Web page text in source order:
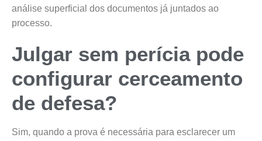
análise superficial dos documentos já juntados ao
processo.
Julgar sem perícia pode
configurar cerceamento
de defesa?
Sim, quando a prova é necessária para esclarecer um